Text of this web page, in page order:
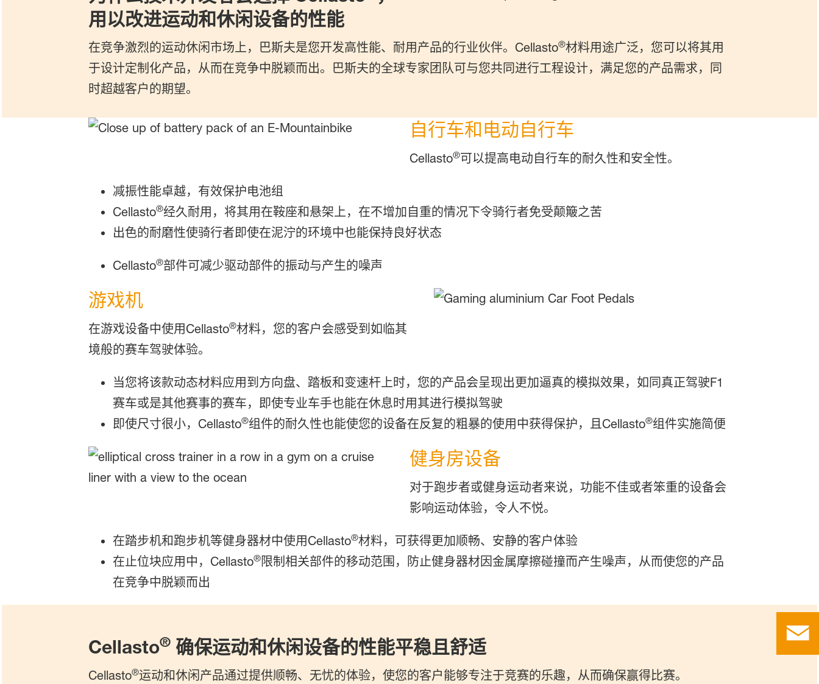
用以改进运动和休闲设备的性能
在竞争激烈的运动休闲市场上，巴斯夫是您开发高性能、耐用产品的行业伙伴。Cellasto®材料用途广泛，您可以将其用
于设计定制化产品，从而在竞争中脱颖而出。巴斯夫的全球专家团队可与您共同进行工程设计，满足您的产品需求，同
时超越客户的期望。
自行车和电动自行车
Cellasto®可以提高电动自行车的耐久性和安全性。
减振性能卓越，有效保护电池组
Cellasto®经久耐用，将其用在鞍座和悬架上，在不增加自重的情况下令骑行者免受颠簸之苦
出色的耐磨性使骑行者即使在泥泞的环境中也能保持良好状态
Cellasto®部件可减少驱动部件的振动与产生的噪声
游戏机
在游戏设备中使用Cellasto®材料，您的客户会感受到如临其
境般的赛车驾驶体验。
当您将该款动态材料应用到方向盘、踏板和变速杆上时，您的产品会呈现出更加逼真的模拟效果，如同真正驾驶F1
赛车或是其他赛事的赛车，即使专业车手也能在休息时用其进行模拟驾驶
即使尺寸很小，Cellasto®组件的耐久性也能使您的设备在反复的粗暴的使用中获得保护，且Cellasto®组件实施简便
健身房设备
对于跑步者或健身运动者来说，功能不佳或者笨重的设备会
影响运动体验，令人不悦。
在踏步机和跑步机等健身器材中使用Cellasto®材料，可获得更加顺畅、安静的客户体验
在止位块应用中，Cellasto®限制相关部件的移动范围，防止健身器材因金属摩擦碰撞而产生噪声，从而使您的产品
在竞争中脱颖而出
Cellasto®确保运动和休闲设备的性能平稳且舒适
Cellasto®运动和休闲产品通过提供顺畅、无忧的体验，使您的客户能够专注于竞赛的乐趣，从而确保赢得比赛。